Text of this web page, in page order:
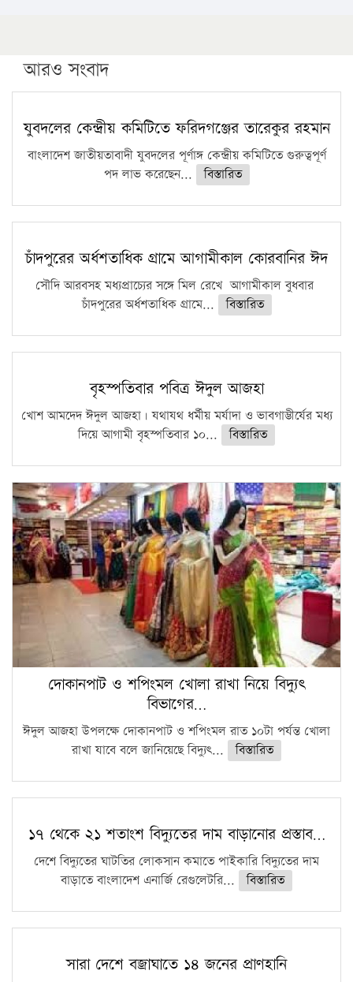
আরও সংবাদ
যুবদলের কেন্দ্রীয় কমিটিতে ফরিদগঞ্জের তারেকুর রহমান
বাংলাদেশ জাতীয়তাবাদী যুবদলের পূর্ণাঙ্গ কেন্দ্রীয় কমিটিতে গুরুত্বপূর্ণ
পদ লাভ করেছেন...
বিস্তারিত
চাঁদপুরের অর্ধশতাধিক গ্রামে আগামীকাল কোরবানির ঈদ
সৌদি আরবসহ মধ্যপ্রাচ্যের সঙ্গে মিল রেখে আগামীকাল বুধবার
চাঁদপুরের অর্ধশতাধিক গ্রামে...
বিস্তারিত
বৃহস্পতিবার পবিত্র ঈদুল আজহা
খোশ আমদেদ ঈদুল আজহা। যথাযথ ধর্মীয় মর্যাদা ও ভাবগাম্ভীর্যের মধ্য
দিয়ে আগামী বৃহস্পতিবার ১০...
বিস্তারিত
দোকানপাট ও শপিংমল খোলা রাখা নিয়ে বিদ্যুৎ
বিভাগের…
ঈদুল আজহা উপলক্ষে দোকানপাট ও শপিংমল রাত ১০টা পর্যন্ত খোলা
রাখা যাবে বলে জানিয়েছে বিদ্যুৎ...
বিস্তারিত
১৭ থেকে ২১ শতাংশ বিদ্যুতের দাম বাড়ানোর প্রস্তাব…
দেশে বিদ্যুতের ঘাটতির লোকসান কমাতে পাইকারি বিদ্যুতের দাম
বাড়াতে বাংলাদেশ এনার্জি রেগুলেটরি...
বিস্তারিত
সারা দেশে বজ্রাঘাতে ১৪ জনের প্রাণহানি